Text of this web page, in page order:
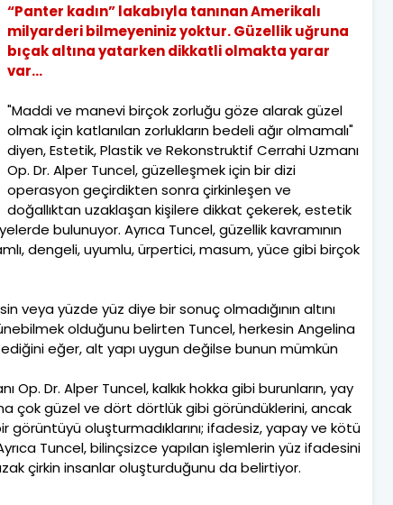
“Panter kadın” lakabıyla tanınan Amerikalı
milyarderi bilmeyeniniz yoktur. Güzellik uğruna
bıçak altına yatarken dikkatli olmakta yarar
var...
"Maddi ve manevi birçok zorluğu göze alarak güzel
olmak için katlanılan zorlukların bedeli ağır olmamalı"
diyen, Estetik, Plastik ve Rekonstruktif Cerrahi Uzmanı
Op. Dr. Alper Tuncel, güzelleşmek için bir dizi
operasyon geçirdikten sonra çirkinleşen ve
doğallıktan uzaklaşan kişilere dikkat çekerek, estetik
bulunuyor. Ayrıca Tuncel, güzellik kavramının
dengeli, uyumlu, ürpertici, masum, yüce gibi birçok
veya yüzde yüz diye bir sonuç olmadığının altını
olduğunu belirten Tuncel, herkesin Angelina
eğer, alt yapı uygun değilse bunun mümkün
Op. Dr. Alper Tuncel, kalkık hokka gibi burunların, yay
çok güzel ve dört dörtlük gibi göründüklerini, ancak
oluşturmadıklarını; ifadesiz, yapay ve kötü
Tuncel, bilinçsizce yapılan işlemlerin yüz ifadesini
çirkin insanlar oluşturduğunu da belirtiyor.